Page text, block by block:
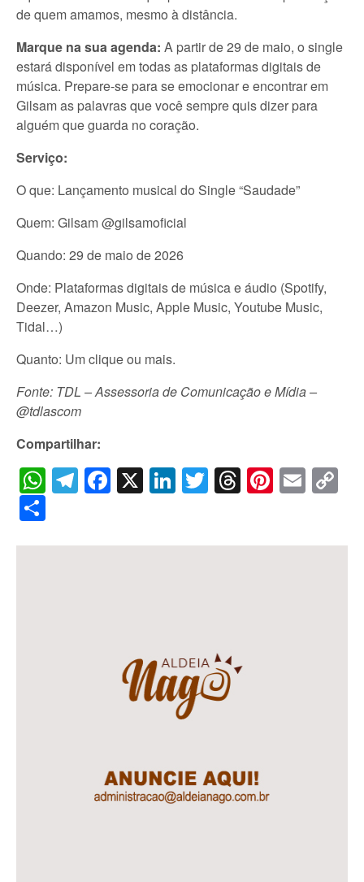
de quem amamos, mesmo à distância.
Marque na sua agenda: A partir de 29 de maio, o single
estará disponível em todas as plataformas digitais de
música. Prepare-se para se emocionar e encontrar em
Gilsam as palavras que você sempre quis dizer para
alguém que guarda no coração.
Serviço:
O que: Lançamento musical do Single “Saudade”
Quem: Gilsam @gilsamoficial
Quando: 29 de maio de 2026
Onde: Plataformas digitais de música e áudio (Spotify,
Deezer, Amazon Music, Apple Music, Youtube Music,
Tidal…)
Quanto: Um clique ou mais.
Fonte: TDL – Assessoria de Comunicação e Mídia –
@tdlascom
Compartilhar:
WhatsApp
Telegram
Facebook
X LinkedIn
Twitter
Threads